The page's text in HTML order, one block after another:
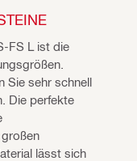
FS L ist die
Sie sehr schnell
Die perfekte
lässt sich